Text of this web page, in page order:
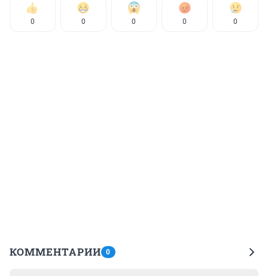
0 0 0 0 0
КОММЕНТАРИИ 0